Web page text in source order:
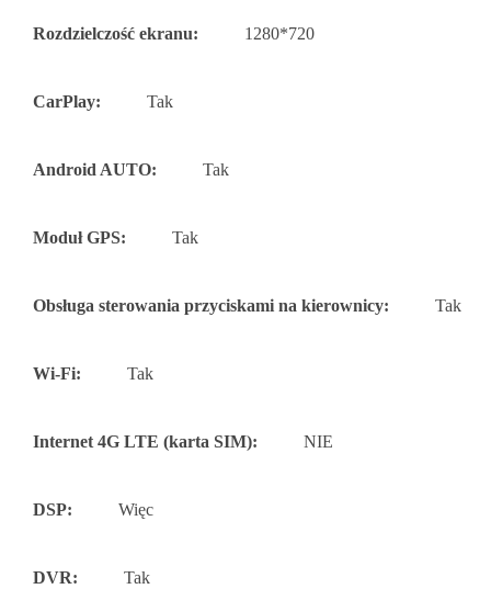
Rozdzielczość ekranu: 1280*720
CarPlay: Tak
Android AUTO: Tak
Moduł GPS: Tak
Obsługa sterowania przyciskami na kierownicy: Tak
Wi-Fi: Tak
Internet 4G LTE (karta SIM): NIE
DSP: Więc
DVR: Tak